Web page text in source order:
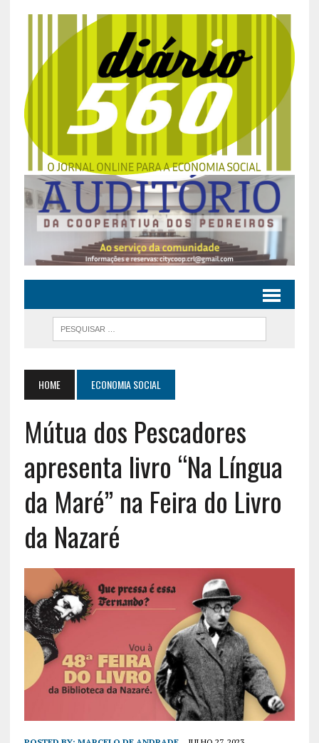
HOME ECONOMIA SOCIAL
Mútua dos Pescadores
apresenta livro “Na Língua
da Maré” na Feira do Livro
da Nazaré